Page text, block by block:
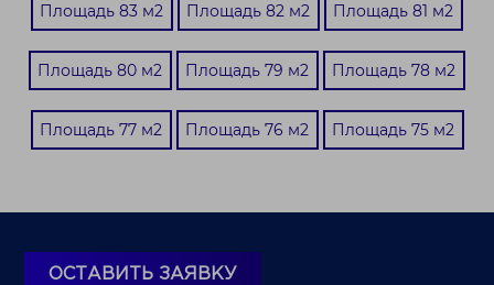
Площадь 83 м2 Площадь 82 м2 Площадь 81 м2
Площадь 80 м2 Площадь 79 м2 Площадь 78 м2
Площадь 77 м2 Площадь 76 м2 Площадь 75 м2
ОСТАВИТЬ ЗАЯВКУ